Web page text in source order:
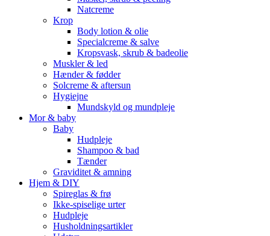
Natcreme
Krop
Body lotion & olie
Specialcreme & salve
Kropsvask, skrub & badeolie
Muskler & led
Hænder & fødder
Solcreme & aftersun
Hygiejne
Mundskyld og mundpleje
Mor & baby
Baby
Hudpleje
Shampoo & bad
Tænder
Graviditet & amning
Hjem & DIY
Spireglas & frø
Ikke-spiselige urter
Hudpleje
Husholdningsartikler